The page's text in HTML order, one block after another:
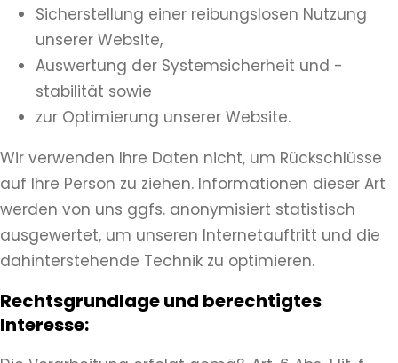
Sicherstellung einer reibungslosen Nutzung
unserer Website,
Auswertung der Systemsicherheit und -
stabilität sowie
zur Optimierung unserer Website.
Wir verwenden Ihre Daten nicht, um Rückschlüsse
auf Ihre Person zu ziehen. Informationen dieser Art
werden von uns ggfs. anonymisiert statistisch
ausgewertet, um unseren Internetauftritt und die
dahinterstehende Technik zu optimieren.
Rechtsgrundlage und berechtigtes
Interesse: